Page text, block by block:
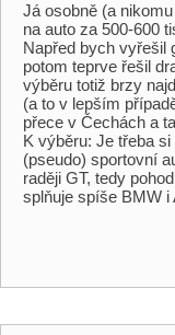
Já osobně (a
na auto za 500-600
Napřed bych vyřešil
potom teprve řešil
výběru totiž brzy
(a to v lepším
přece v Čechách a
K výběru: Je třeba
(pseudo) sportovní
raději GT, tedy
splňuje spíše BMW i